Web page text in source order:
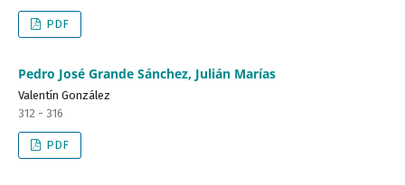
PDF
Pedro José Grande Sánchez, Julián Marías
Valentín González
312 - 316
PDF